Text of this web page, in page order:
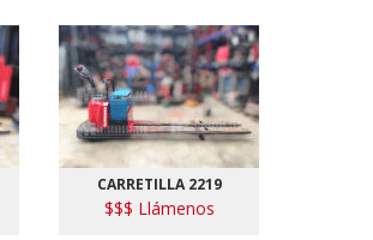
CARRETILLA 2219
$$$ Llámenos